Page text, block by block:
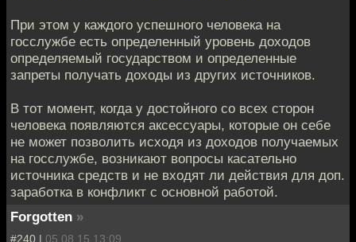
При этом у каждого успешного человека на
госслужбе есть определенный уровень доходов
определяемый государством и определенные
запреты получать доходы из других источников.
В тот момент, когда у достойного со всех сторон
человека появляются аксессуары, которые он себе
не может позволить исходя из доходов получаемых
на госслужбе, возникают вопросы касательно
источника средств и не входят ли действия для доп.
заработка в конфликт с основной работой.
Forgotten »
#240 | 05.08.15 13:09